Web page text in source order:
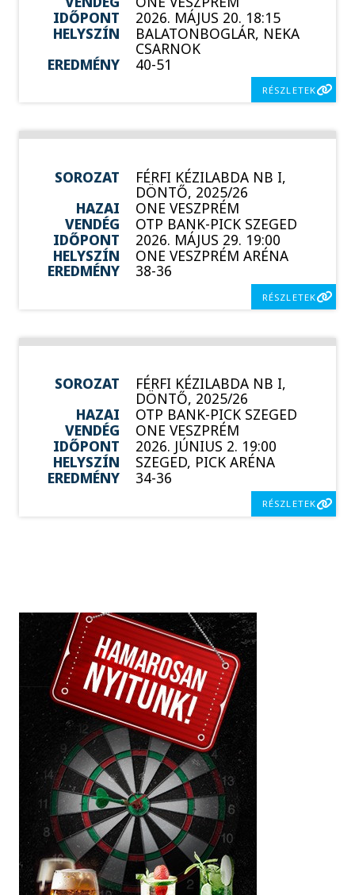
IDŐPONT
2026. MÁJUS 20. 18:15
HELYSZÍN
BALATONBOGLÁR, NEKA
CSARNOK
EREDMÉNY
40-51
RÉSZLETEK
SOROZAT FÉRFI KÉZILABDA NB I,
DÖNTŐ, 2025/26
HAZAI
ONE VESZPRÉM
VENDÉG
OTP BANK-PICK SZEGED
IDŐPONT
2026. MÁJUS 29. 19:00
HELYSZÍN
ONE VESZPRÉM ARÉNA
EREDMÉNY
38-36
RÉSZLETEK
SOROZAT FÉRFI KÉZILABDA NB I,
DÖNTŐ, 2025/26
HAZAI
OTP BANK-PICK SZEGED
VENDÉG
ONE VESZPRÉM
IDŐPONT
2026. JÚNIUS 2. 19:00
HELYSZÍN
SZEGED, PICK ARÉNA
EREDMÉNY
34-36
RÉSZLETEK